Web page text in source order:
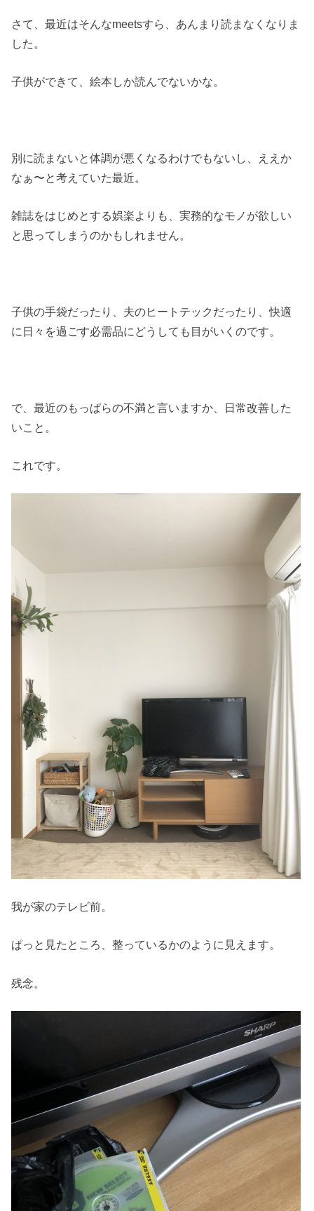
さて、最近はそんなmeetsすら、あんまり読まなくなりま
した。
子供ができて、絵本しか読んでないかな。
別に読まないと体調が悪くなるわけでもないし、ええか
なぁ〜と考えていた最近。
雑誌をはじめとする娯楽よりも、実務的なモノが欲しい
と思ってしまうのかもしれません。
子供の手袋だったり、夫のヒートテックだったり、快適
に日々を過ごす必需品にどうしても目がいくのです。
で、最近のもっぱらの不満と言いますか、日常改善した
いこと。
これです。
我が家のテレビ前。
ぱっと見たところ、整っているかのように見えます。
残念。